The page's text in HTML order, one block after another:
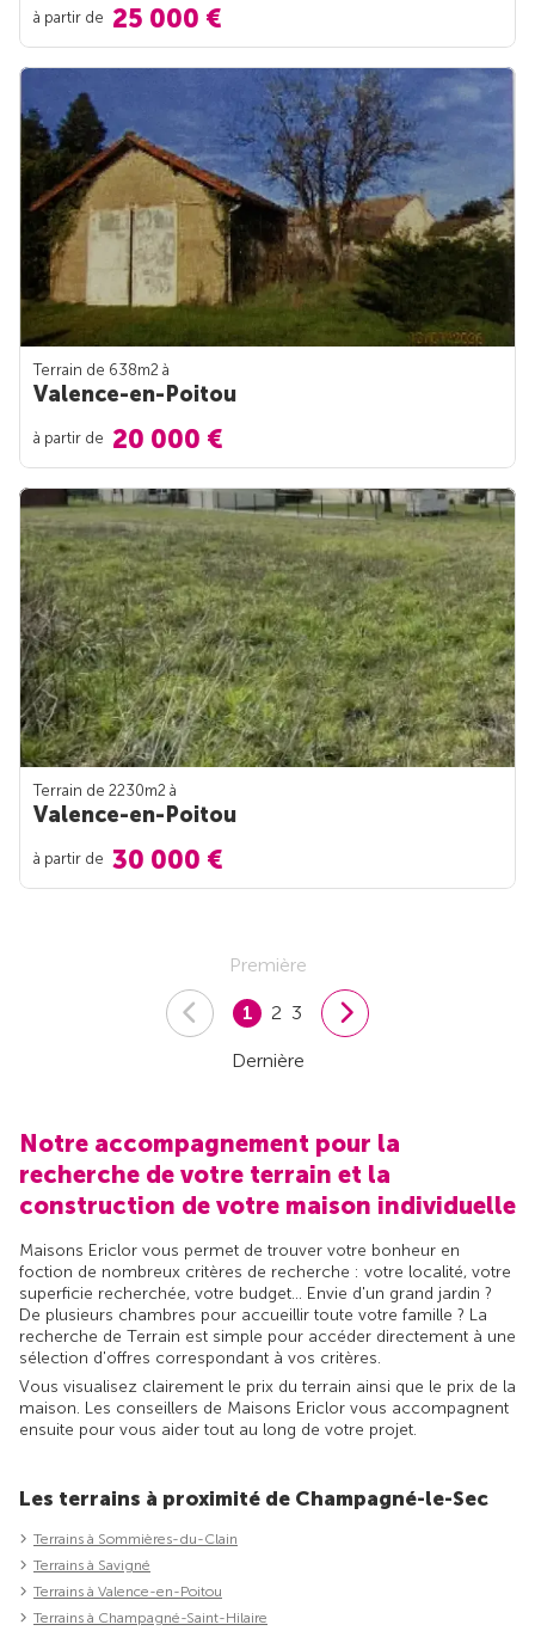
à partir de 25 000 €
Terrain de 638m2 à
Valence-en-Poitou
à partir de 20 000 €
Terrain de 2230m2 à
Valence-en-Poitou
à partir de 30 000 €
Première
1 2 3
Dernière
Notre accompagnement pour la
recherche de votre terrain et la
construction de votre maison individuelle
Maisons Ericlor vous permet de trouver votre bonheur en
foction de nombreux critères de recherche : votre localité, votre
superficie recherchée, votre budget... Envie d'un grand jardin ?
De plusieurs chambres pour accueillir toute votre famille ? La
recherche de Terrain est simple pour accéder directement à une
sélection d'offres correspondant à vos critères.
Vous visualisez clairement le prix du terrain ainsi que le prix de la
maison. Les conseillers de Maisons Ericlor vous accompagnent
ensuite pour vous aider tout au long de votre projet.
Les terrains à proximité de Champagné-le-Sec
Terrains à Sommières-du-Clain
Terrains à Savigné
Terrains à Valence-en-Poitou
Terrains à Champagné-Saint-Hilaire